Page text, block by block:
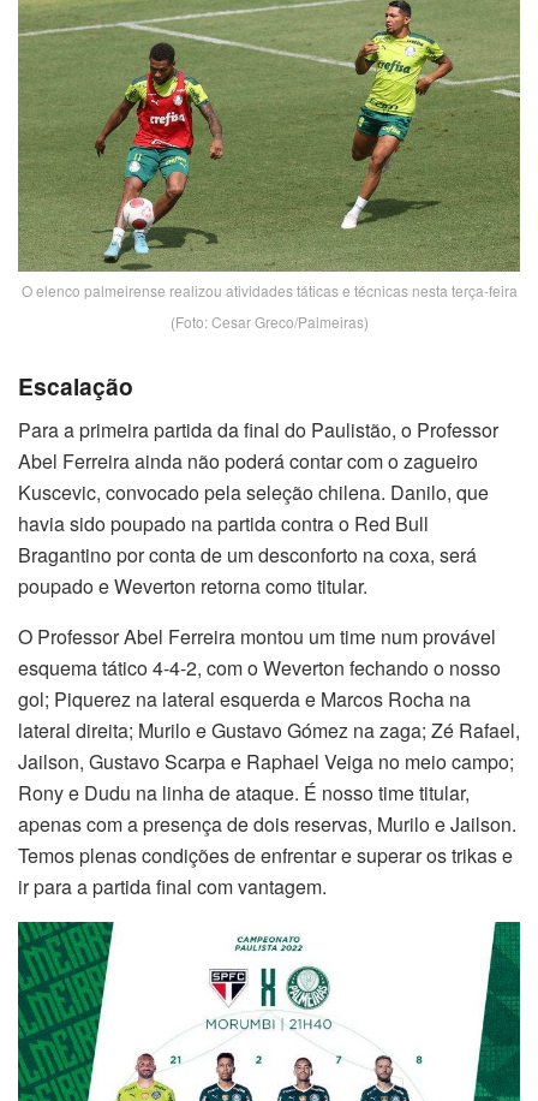
O elenco palmeirense realizou atividades táticas e técnicas nesta terça-feira
(Foto: Cesar Greco/Palmeiras)
Escalação
Para a primeira partida da final do Paulistão, o Professor
Abel Ferreira ainda não poderá contar com o zagueiro
Kuscevic, convocado pela seleção chilena. Danilo, que
havia sido poupado na partida contra o Red Bull
Bragantino por conta de um desconforto na coxa, será
poupado e Weverton retorna como titular.
O Professor Abel Ferreira montou um time num provável
esquema tático 4-4-2, com o Weverton fechando o nosso
gol; Piquerez na lateral esquerda e Marcos Rocha na
lateral direita; Murilo e Gustavo Gómez na zaga; Zé Rafael,
Jailson, Gustavo Scarpa e Raphael Veiga no meio campo;
Rony e Dudu na linha de ataque. É nosso time titular,
apenas com a presença de dois reservas, Murilo e Jailson.
Temos plenas condições de enfrentar e superar os trikas e
ir para a partida final com vantagem.